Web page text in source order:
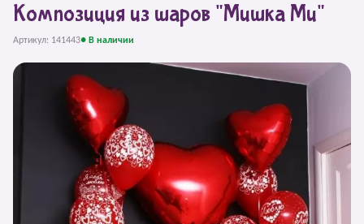
Композиция из шаров "Мишка Ми"
Артикул: 141443● В наличии